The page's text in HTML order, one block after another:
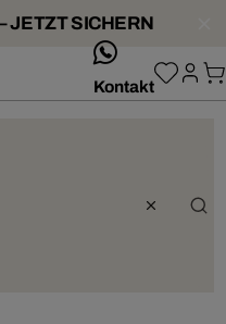
JETZT SICHERN
Kontakt